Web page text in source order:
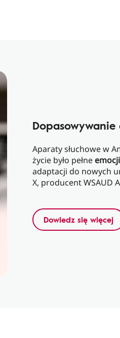
Aparaty słuchowe w
życie było pełne
adaptacji do nowych
X, producent WSAUD
Dowiedz się więcej